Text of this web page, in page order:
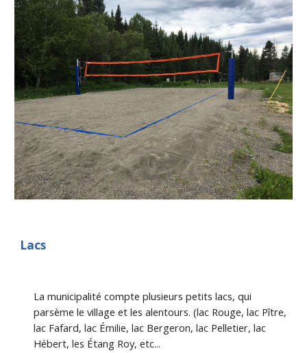
Lacs
La municipalité compte plusieurs petits lacs, qui
parsème le village et les alentours. (lac Rouge, lac Pître,
lac Fafard, lac Émilie, lac Bergeron, lac Pelletier, lac
Hébert, les Étang Roy, etc...